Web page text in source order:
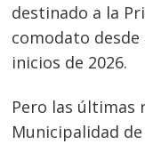
destinado a la
comodato desde
inicios de 2026.
Pero las últimas
Municipalidad